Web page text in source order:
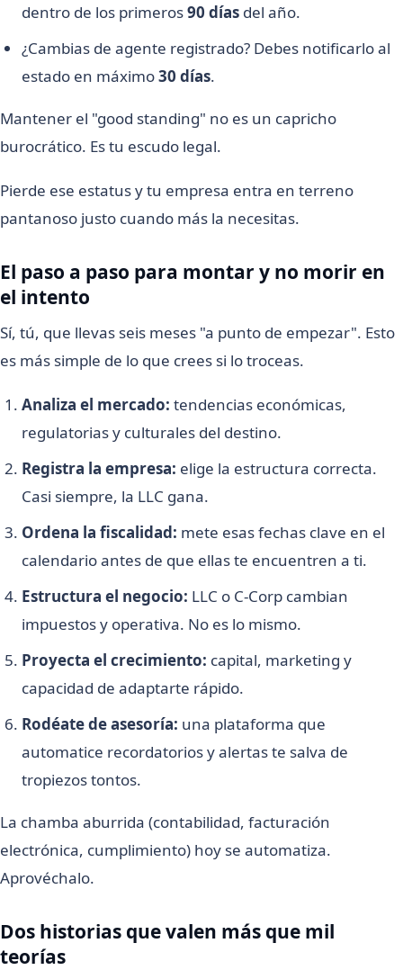
dentro de los primeros90 días del año.
¿Cambias de agente registrado? Debes notificarlo al
estado en máximo30 días.
Mantener el "good standing" no es un capricho
burocrático. Es tu escudo legal.
Pierde ese estatus y tu empresa entra en terreno
pantanoso justo cuando más la necesitas.
El paso a paso para montar y no morir en
el intento
Sí, tú, que llevas seis meses "a punto de empezar". Esto
es más simple de lo que crees si lo troceas.
Analiza el mercado: tendencias económicas,
regulatorias y culturales del destino.
Registra la empresa: elige la estructura correcta.
Casi siempre, la LLC gana.
Ordena la fiscalidad: mete esas fechas clave en el
calendario antes de que ellas te encuentren a ti.
Estructura el negocio: LLC o C-Corp cambian
impuestos y operativa. No es lo mismo.
Proyecta el crecimiento: capital, marketing y
capacidad de adaptarte rápido.
Rodéate de asesoría: una plataforma que
automatice recordatorios y alertas te salva de
tropiezos tontos.
La chamba aburrida (contabilidad, facturación
electrónica, cumplimiento) hoy se automatiza.
Aprovéchalo.
Dos historias que valen más que mil
teorías